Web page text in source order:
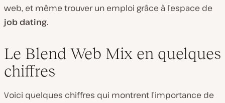
web, et même trouver un emploi grâce à l’espace de
job dating.
Le Blend Web Mix en quelques
chiffres
Voici quelques chiffres qui montrent l’importance de